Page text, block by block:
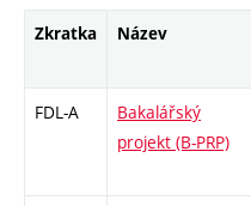
Zkratka Název
FDL-A
Bakalářský
projekt (B-PRP)